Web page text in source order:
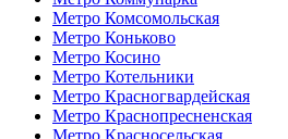
Метро Комсомольская
Метро Коньково
Метро Косино
Метро Котельники
Метро Красногвардейская
Метро Краснопресненская
Метро Красносельская